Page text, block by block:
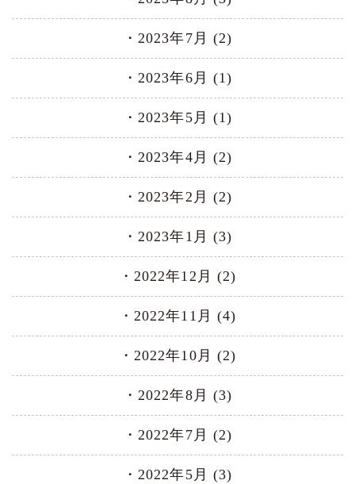
2023年7月 (2)
2023年6月 (1)
2023年5月 (1)
2023年4月 (2)
2023年2月 (2)
2023年1月 (3)
2022年12月 (2)
2022年11月 (4)
2022年10月 (2)
2022年8月 (3)
2022年7月 (2)
2022年5月 (3)